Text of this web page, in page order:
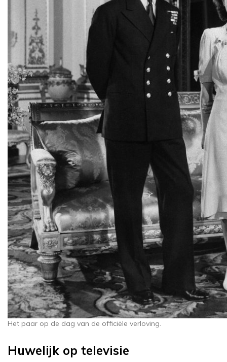
Het paar op de dag van de officiële verloving.
Huwelijk op televisie